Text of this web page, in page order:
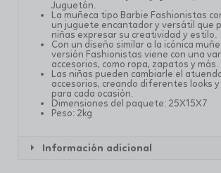
Juguetón.
La muñeca tipo Barbie Fashionistas
un juguete encantador y versátil que
niñas expresar su creatividad y estilo.
Con un diseño similar a la icónica
versión Fashionistas viene con una
accesorios, como ropa, zapatos y más.
Las niñas pueden cambiarle el
accesorios, creando diferentes looks
para cada ocasión.
Dimensiones del paquete: 25X15X7
Peso: 2kg
Información adicional